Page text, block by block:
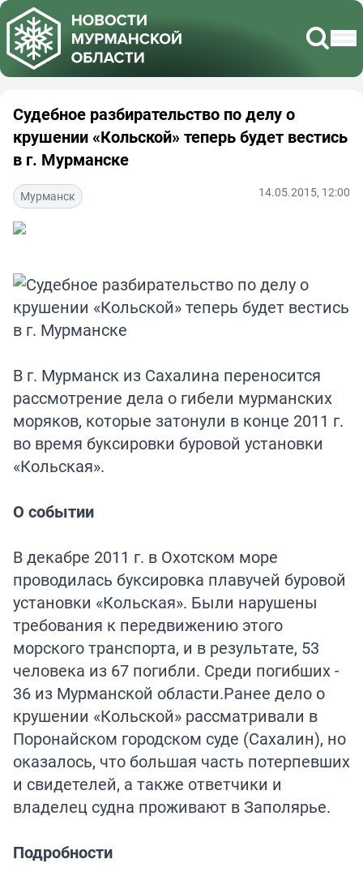
Судебное разбирательство по делу о
крушении «Кольской» теперь будет вестись
в г. Мурманске
Мурманск 14.05.2015, 12:00
В г. Мурманск из Сахалина переносится
рассмотрение дела о гибели мурманских
моряков, которые затонули в конце 2011 г.
во время буксировки буровой установки
«Кольская».
О событии
В декабре 2011 г. в Охотском море
проводилась буксировка плавучей буровой
установки «Кольская». Были нарушены
требования к передвижению этого
морского транспорта, и в результате, 53
человека из 67 погибли. Среди погибших -
36 из Мурманской области.Ранее дело о
крушении «Кольской» рассматривали в
Поронайском городском суде (Сахалин), но
оказалось, что большая часть потерпевших
и свидетелей, а также ответчики и
владелец судна проживают в Заполярье.
Подробности